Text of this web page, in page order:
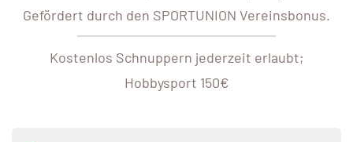
Gefördert durch den SPORTUNION Vereinsbonus.
Kostenlos Schnuppern jederzeit erlaubt;
Hobbysport 150€